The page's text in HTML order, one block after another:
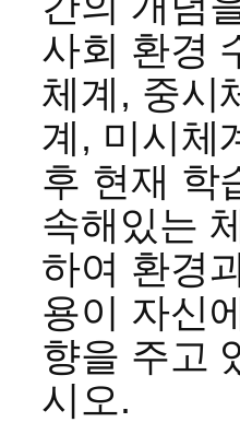
사회 환경
체계, 중시
계, 미시체
후 현재 학
속해있는
하여 환경
용이 자신
향을 주고
시오.